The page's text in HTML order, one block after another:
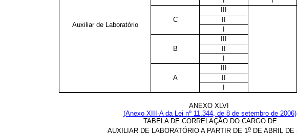
Auxiliar de Laboratório
C
B
A
ANEXO XLVI
(Anexo XIII-A da Lei nº 11.344, de 8 de setembro de 2006)
TABELA DE CORRELAÇÃO DO CARGO DE
AUXILIAR DE LABORATÓRIO A PARTIR DE 1oDE ABRIL DE